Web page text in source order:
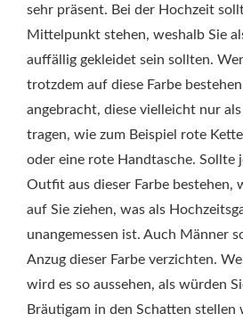
sehr präsent. Bei der Hochzeit
Mittelpunkt stehen, weshalb Sie
auffällig gekleidet sein sollten.
trotzdem auf diese Farbe
angebracht, diese vielleicht nur als
tragen, wie zum Beispiel rote
oder eine rote Handtasche. Sollte
Outfit aus dieser Farbe bestehen,
auf Sie ziehen, was als
unangemessen ist. Auch Männer
Anzug dieser Farbe verzichten.
wird es so aussehen, als würden
Bräutigam in den Schatten stellen